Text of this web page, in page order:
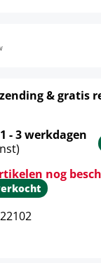
& gratis
- 3 werkdagen
nog